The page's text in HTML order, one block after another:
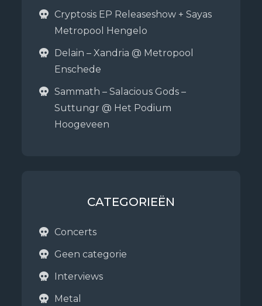
Cryptosis EP Releaseshow + Sayas
Metropool Hengelo
Delain – Xandria @ Metropool
Enschede
Sammath – Salacious Gods –
Suttungr @ Het Podium
Hoogeveen
CATEGORIEËN
Concerts
Geen categorie
Interviews
Metal